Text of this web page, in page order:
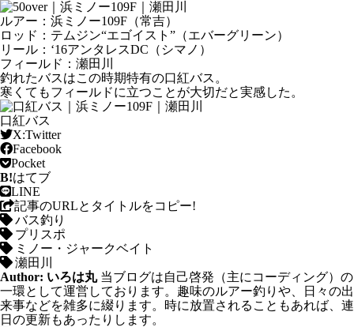
ルアー：浜ミノー109F（常吉）
ロッド：テムジン“エゴイスト”（エバーグリーン）
リール：‘16アンタレスDC（シマノ）
フィールド：瀬田川
釣れたバスはこの時期特有の口紅バス。
寒くてもフィールドに立つことが大切だと実感した。
口紅バス
X:Twitter
Facebook
Pocket
B!はてブ
LINE
記事のURLと タイトルをコピー!
バス釣り
プリスポ
ミノー・ジャークベイト
瀬田川
Author: いろは丸 当ブログは自己啓発（主にコーディング）の
一環として運営しております。趣味のルアー釣りや、日々の出
来事などを雑多に綴ります。時に放置されることもあれば、連
日の更新もあったりします。